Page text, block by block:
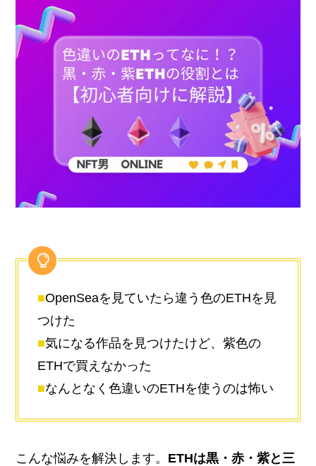
■OpenSeaを見ていたら違う色のETHを見
つけた
■気になる作品を見つけたけど、紫色の
ETHで買えなかった
■なんとなく色違いのETHを使うのは怖い
こんな悩みを解決します。 ETHは黒・赤・紫と三